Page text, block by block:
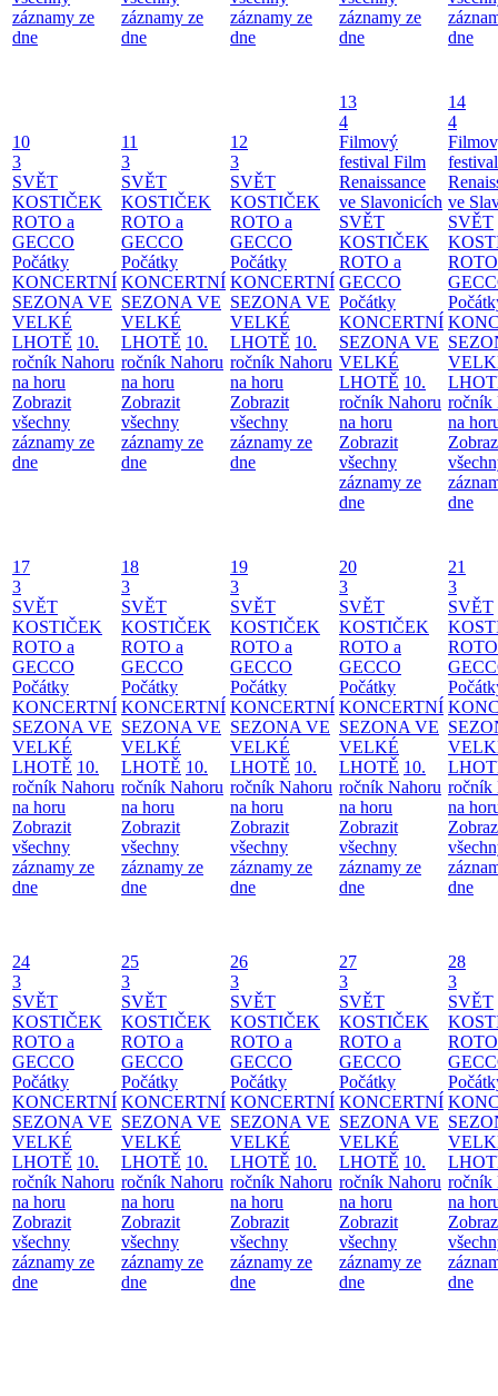
záznamy ze
dne
záznamy ze
dne
záznamy ze
dne
záznamy ze
dne
dne
10
3
SVĚT
KOSTIČEK
ROTO a
GECCO
Počátky
KONCERTNÍ
SEZONA VE
VELKÉ
LHOTĚ 10.
ročník Nahoru
na horu
Zobrazit
všechny
záznamy ze
dne
11
3
SVĚT
KOSTIČEK
ROTO a
GECCO
Počátky
KONCERTNÍ
SEZONA VE
VELKÉ
LHOTĚ 10.
ročník Nahoru
na horu
Zobrazit
všechny
záznamy ze
dne
12
3
SVĚT
KOSTIČEK
ROTO a
GECCO
Počátky
KONCERTNÍ
SEZONA VE
VELKÉ
LHOTĚ 10.
ročník Nahoru
na horu
Zobrazit
všechny
záznamy ze
dne
13
4
Filmový
festival Film
Renaissance
ve Slavonicích
SVĚT
KOSTIČEK
ROTO a
GECCO
Počátky
KONCERTNÍ
SEZONA VE
VELKÉ
LHOTĚ 10.
ročník Nahoru
na horu
Zobrazit
všechny
záznamy ze
dne
14
4
ve
SVĚT
ročník
na
dne
17
3
SVĚT
KOSTIČEK
ROTO a
GECCO
Počátky
KONCERTNÍ
SEZONA VE
VELKÉ
LHOTĚ 10.
ročník Nahoru
na horu
Zobrazit
všechny
záznamy ze
dne
18
3
SVĚT
KOSTIČEK
ROTO a
GECCO
Počátky
KONCERTNÍ
SEZONA VE
VELKÉ
LHOTĚ 10.
ročník Nahoru
na horu
Zobrazit
všechny
záznamy ze
dne
19
3
SVĚT
KOSTIČEK
ROTO a
GECCO
Počátky
KONCERTNÍ
SEZONA VE
VELKÉ
LHOTĚ 10.
ročník Nahoru
na horu
Zobrazit
všechny
záznamy ze
dne
20
3
SVĚT
KOSTIČEK
ROTO a
GECCO
Počátky
KONCERTNÍ
SEZONA VE
VELKÉ
LHOTĚ 10.
ročník Nahoru
na horu
Zobrazit
všechny
záznamy ze
dne
21
3
SVĚT
ročník
na
dne
24
3
SVĚT
KOSTIČEK
ROTO a
GECCO
Počátky
KONCERTNÍ
SEZONA VE
VELKÉ
LHOTĚ 10.
ročník Nahoru
na horu
Zobrazit
všechny
záznamy ze
dne
25
3
SVĚT
KOSTIČEK
ROTO a
GECCO
Počátky
KONCERTNÍ
SEZONA VE
VELKÉ
LHOTĚ 10.
ročník Nahoru
na horu
Zobrazit
všechny
záznamy ze
dne
26
3
SVĚT
KOSTIČEK
ROTO a
GECCO
Počátky
KONCERTNÍ
SEZONA VE
VELKÉ
LHOTĚ 10.
ročník Nahoru
na horu
Zobrazit
všechny
záznamy ze
dne
27
3
SVĚT
KOSTIČEK
ROTO a
GECCO
Počátky
KONCERTNÍ
SEZONA VE
VELKÉ
LHOTĚ 10.
ročník Nahoru
na horu
Zobrazit
všechny
záznamy ze
dne
28
3
SVĚT
ročník
na
dne